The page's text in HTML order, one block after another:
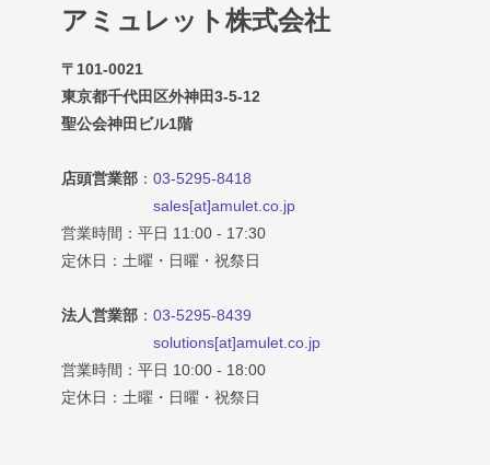
アミュレット株式会社
〒101-0021
東京都千代田区外神田3-5-12
聖公会神田ビル1階
店頭営業部 ： 03-5295-8418
sales[at]amulet.co.jp
営業時間：平日 11:00 - 17:30
定休日：土曜・日曜・祝祭日
法人営業部 ： 03-5295-8439
solutions[at]amulet.co.jp
営業時間：平日 10:00 - 18:00
定休日：土曜・日曜・祝祭日